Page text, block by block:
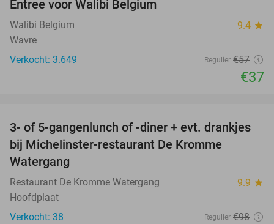
Entree voor Walibi Belgium
Walibi Belgium 9.4 star
Wavre
Verkocht: 3.649
Regulier €57
€37
16%
3- of 5-gangenlunch of -diner + evt. drankjes
bij Michelinster-restaurant De Kromme
Watergang
Restaurant De Kromme Watergang 9.9 star
Hoofdplaat
Verkocht: 38
Regulier €98